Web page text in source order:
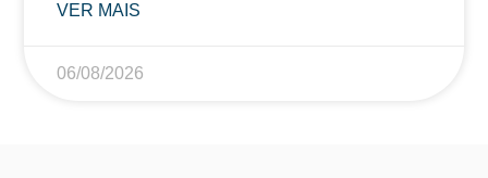
VER MAIS
06/08/2026